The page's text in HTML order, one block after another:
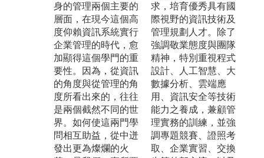
身的管理兩個主要的
層面，在現今這個高
度仰賴資訊系統實行
企業管理的時代，愈
加顯得這個學門的重
要性。因為，從資訊
的角度與從管理的角
度所看出來的，往往
是兩個截然不同的世
界。如何使這兩門學
問相互助益，從中迸
發出更為燦爛的火
求，培育優秀具有國
際視野的資訊技術及
管理規劃人才。除了
強調敬業態度與團隊
精神，特別重視程式
設計、人工智慧、大
數據分析、雲端應
用、資訊安全等技術
能力之養成，兼顧管
理實務的訓練，並強
調專題競賽、證照考
取、企業實習、交換